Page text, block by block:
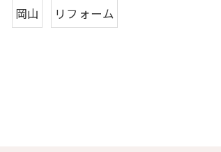
岡山 リフォーム